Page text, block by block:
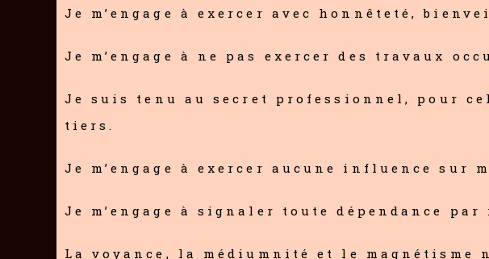
Je m’engage à exercer avec honnêteté,
Je m’engage à ne pas exercer des travaux
Je suis tenu au secret professionnel, pour
tiers.
Je m’engage à exercer aucune influence
Je m’engage à signaler toute dépendance
La voyance, la médiumnité et le magnétisme